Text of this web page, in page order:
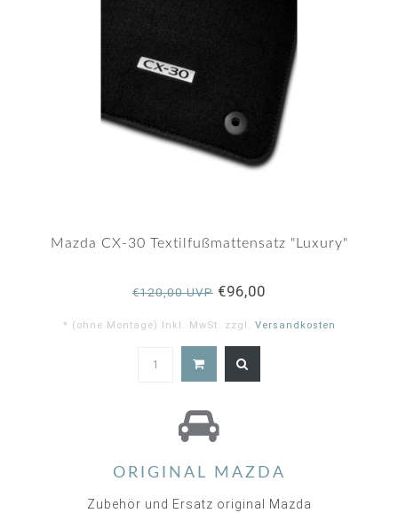
Mazda CX-30 Textilfußmattensatz "Luxury"
€120,00 UVP €96,00
* (ohne Montage) Inkl. MwSt. zzgl. Versandkosten
ORIGINAL MAZDA
Zubehör und Ersatz original Mazda